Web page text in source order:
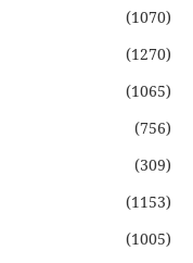
(1070)
(1270)
(1065)
(756)
(309)
(1153)
(1005)